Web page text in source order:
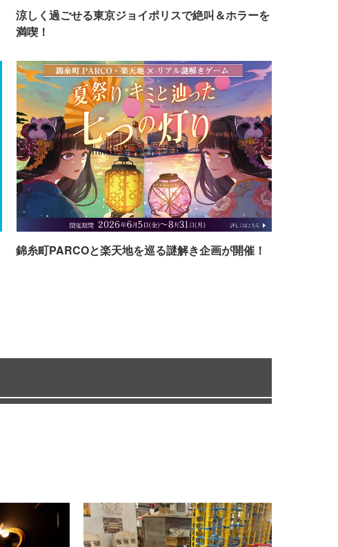
涼しく過ごせる東京ジョイポリスで絶叫＆ホラーを
満喫！
錦糸町PARCOと楽天地を巡る謎解き企画が開催！